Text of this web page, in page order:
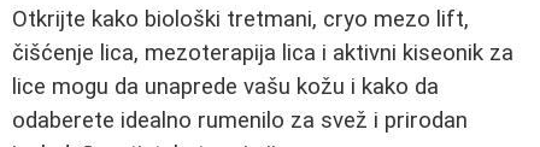
Otkrijte kako biološki tretmani, cryo mezo lift,
čišćenje lica, mezoterapija lica i aktivni kiseonik za
lice mogu da unaprede vašu kožu i kako da
odaberete idealno rumenilo za svež i prirodan